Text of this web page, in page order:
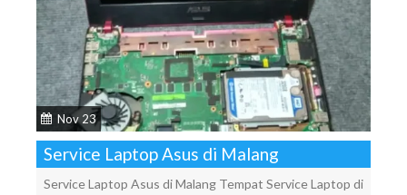
Nov 23
Service Laptop Asus di Malang
Service Laptop Asus di Malang Tempat Service Laptop di